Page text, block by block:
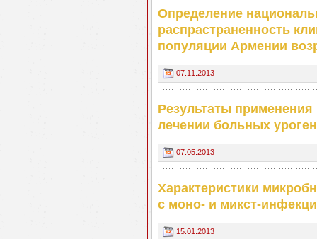
Определение
распрастраненность
популяции Армении
07.11.2013
Результаты
лечении больных
07.05.2013
Характеристики
с моно- и микст-
15.01.2013